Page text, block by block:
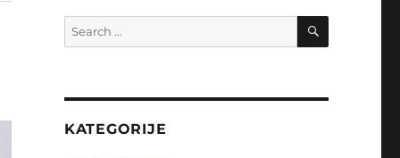
Search
for:
SEARCH
KATEGORIJE